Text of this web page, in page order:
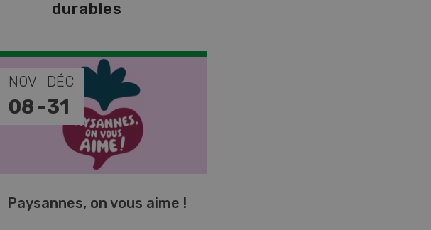
durables
NOV
08 -
DÉC
31
Paysannes, on vous aime !